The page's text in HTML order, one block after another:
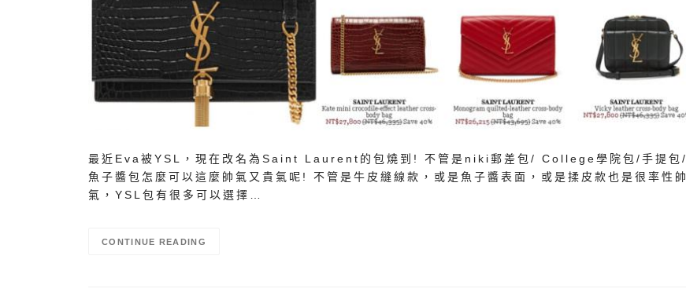
最近Eva被YSL，現在改名為Saint Laurent的包燒到! 不管是niki郵差包/ College學院包/手提包/
魚子醬包怎麼可以這麼帥氣又貴氣呢! 不管是牛皮縫線款，或是魚子醬表面，或是揉皮款也是很率性帥
氣，YSL包有很多可以選擇…
CONTINUE READING